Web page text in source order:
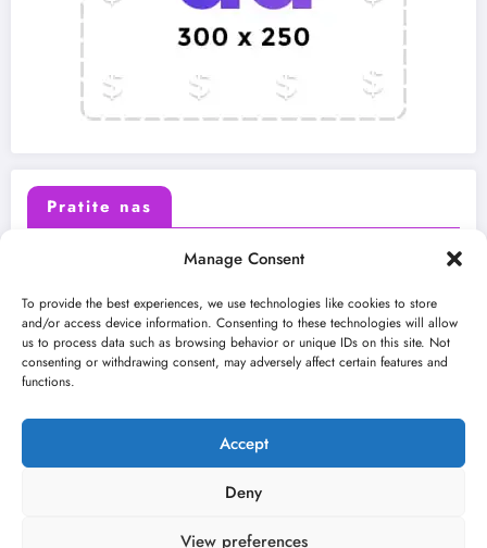
Manage Consent
To provide the best experiences, we use technologies like cookies to store
and/or access device information. Consenting to these technologies will allow
us to process data such as browsing behavior or unique IDs on this site. Not
consenting or withdrawing consent, may adversely affect certain features and
functions.
Accept
Deny
View preferences
Pratite nas
Instagram Youtube